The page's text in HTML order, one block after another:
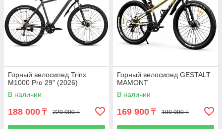
Горный велосипед Trinx
M1000 Pro 29" (2026)
В наличии
188 000 ₸ 229 900 ₸
Горный велосипед GESTALT
MAMONT
В наличии
169 900 ₸ 199 900 ₸